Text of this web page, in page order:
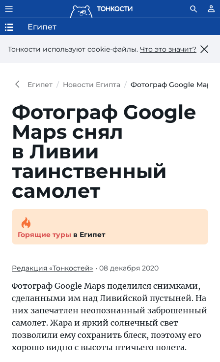
Тонкости используют сookie-файлы. Что это значит?
Египет
Египет Новости Египта Фотограф Google Maps
Фотограф Google
Maps снял
в Ливии
таинственный
самолет
Горящие туры в Египет
Редакция «Тонкостей» • 08 декабря 2020
Фотограф Google Maps поделился снимками,
сделанными им над Ливийской пустыней. На
них запечатлен неопознанный заброшенный
самолет. Жара и яркий солнечный свет
позволили ему сохранить блеск, поэтому его
хорошо видно с высоты птичьего полета.